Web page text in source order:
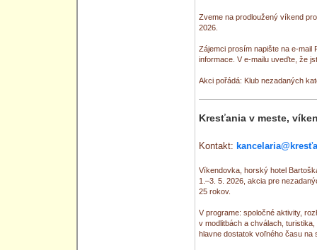
Zveme na prodloužený víkend
2026.
Zájemci prosím napište na e-mail
informace. V e-mailu uveďte, že
Akci pořádá: Klub nezadaných
Kresťania v meste,
Kontakt:
Víkendovka, horský hotel
1.–3. 5. 2026, akcia pre
25 rokov.
V programe: spoločné aktivity,
v modlitbách a chválach,
hlavne dostatok voľného času na